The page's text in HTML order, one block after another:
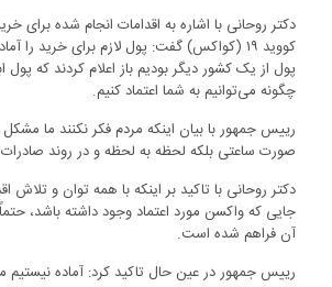
دکتر روحانی با اشاره به اقدامات انجام شده
کووید ۱۹ (کواکس) گفت: پول لازم برای خرید را
پول از یک کشور دیگر بودیم باز اعلام کردند که
چگونه می‌توانیم به شما اعتماد کنیم.
رییس جمهور با بیان اینکه مردم فکر نکنند ما
صورت ساعتی بلکه لحظه به لحظه و در روند صادرات
دکتر روحانی با تاکید بر اینکه با همه توان و
جایی که واکسن مورد اعتماد وجود داشته باشد،
آن فراهم شده است.
رییس جمهور در عین حال تاکید کرد: آماده